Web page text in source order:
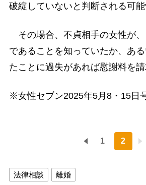
破綻していないと判断される可能
その場合、不貞相手の女性が
であることを知っていたか、あ
たことに過失があれば慰謝料を請
※女性セブン2025年5月8・15日
1 2
法律相談 離婚